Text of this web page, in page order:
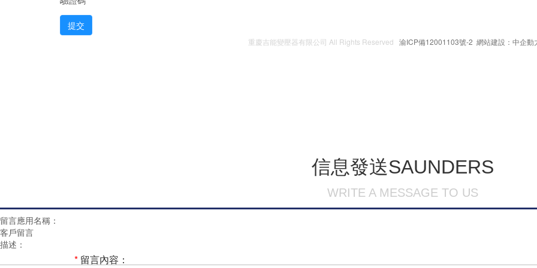
提交
重慶吉能變壓器有限公司 All Rights Reserved 渝ICP備12001103號-2 網站建設：中企動
信息發送SAUNDERS
WRITE A MESSAGE TO US
留言應用名稱：
客戶留言
描述：
* 留言內容：